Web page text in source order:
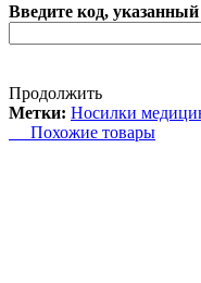
Введите код,
Продолжить
Метки: Носилки
Похожие товары